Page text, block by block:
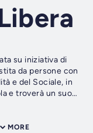
su iniziativa di
da persone con
e del Sociale, in
e troverà un suo
MORE